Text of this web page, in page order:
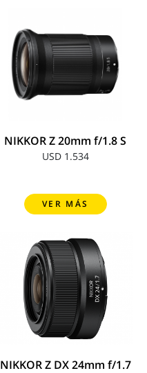
NIKKOR Z 20mm f/1.8 S
USD 1.534
VER MÁS
NIKKOR Z DX 24mm f/1.7